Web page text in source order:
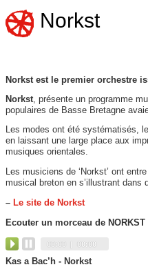
Norkst
Norkst est le premier orchestre
Norkst , présente un programme
populaires de Basse Bretagne
Les modes ont été systématisés,
en laissant une large place aux
musiques orientales.
Les musiciens de ‘Norkst’ ont
musical breton en s’illustrant
– Le site de Norkst
Ecouter un morceau de NORKST
Audio
Player
Current
time
00:00
Total
duration
00:00
Kas a Bac’h - Norkst